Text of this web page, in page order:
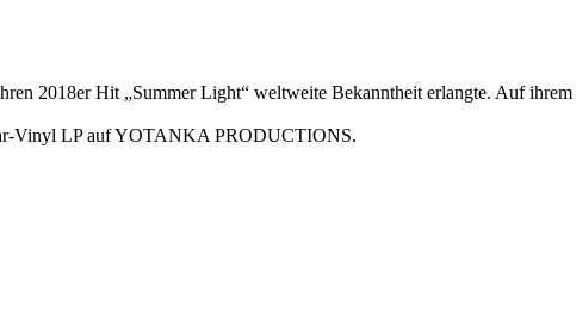
2018er Hit „Summer Light“ weltweite Bekanntheit erlangte. Auf ihrem
Vinyl LP auf YOTANKA PRODUCTIONS.